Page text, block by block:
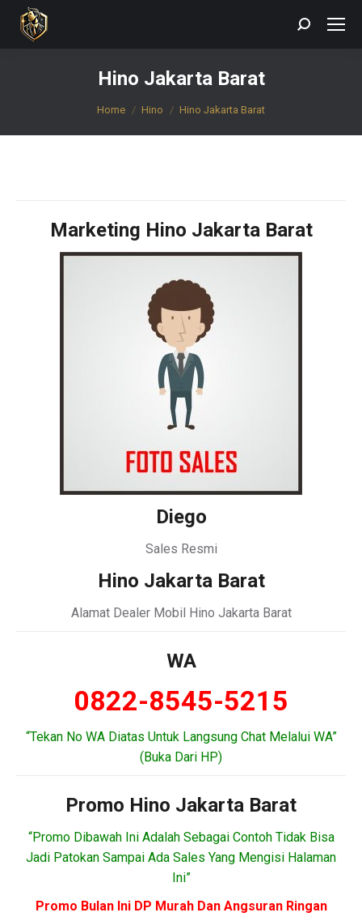
Search:
Hino Jakarta Barat
You are here:
Home Hino Hino Jakarta Barat
Marketing Hino Jakarta Barat
Diego
Sales Resmi
Hino Jakarta Barat
Alamat Dealer Mobil Hino Jakarta Barat
WA
0822-8545-5215
“Tekan No WA Diatas Untuk Langsung Chat Melalui WA”
(Buka Dari HP)
Promo Hino Jakarta Barat
“Promo Dibawah Ini Adalah Sebagai Contoh Tidak Bisa
Jadi Patokan Sampai Ada Sales Yang Mengisi Halaman
Ini”
Promo Bulan Ini DP Murah Dan Angsuran Ringan